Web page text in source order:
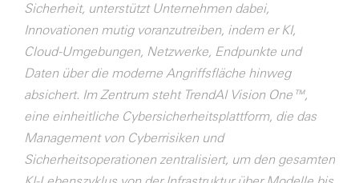
Sicherheit, unterstützt Unternehmen dabei,
Innovationen mutig voranzutreiben, indem er KI,
Cloud-Umgebungen, Netzwerke, Endpunkte und
Daten über die moderne Angriffsfläche hinweg
absichert. Im Zentrum steht TrendAI Vision One™,
eine einheitliche Cybersicherheitsplattform, die das
Management von Cyberrisiken und
Sicherheitsoperationen zentralisiert, um den gesamten